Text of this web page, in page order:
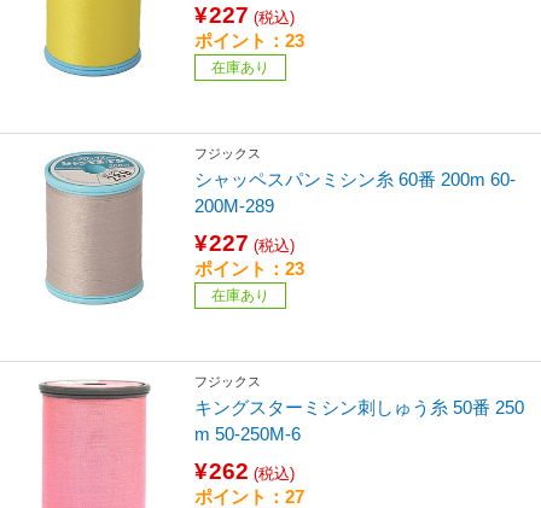
¥227 (税込)
ポイント：23
在庫あり
フジックス
シャッペスパンミシン糸 60番 200m 60-
200M-289
¥227 (税込)
ポイント：23
在庫あり
フジックス
キングスターミシン刺しゅう糸 50番 250
m 50-250M-6
¥262 (税込)
ポイント：27